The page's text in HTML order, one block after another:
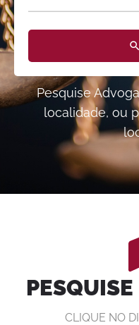
Pesquise
localidade, ou
CLIQUE NO